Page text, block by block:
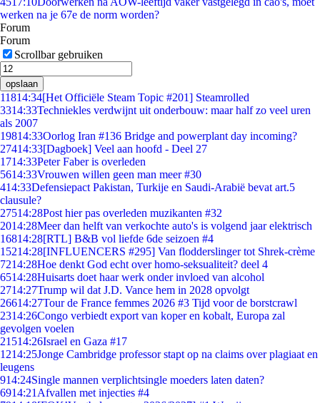
werken na je 67e de norm worden?
Forum
Forum
Scrollbar gebruiken
opslaan
11814:34[Het Officiële Steam Topic #201] Steamrolled
3314:33Techniekles verdwijnt uit onderbouw: maar half zo veel uren
als 2007
19814:33Oorlog Iran #136 Bridge and powerplant day incoming?
27414:33[Dagboek] Veel aan hoofd - Deel 27
1714:33Peter Faber is overleden
5614:33Vrouwen willen geen man meer #30
414:33Defensiepact Pakistan, Turkije en Saudi-Arabië bevat art.5
clausule?
27514:28Post hier pas overleden muzikanten #32
2014:28Meer dan helft van verkochte auto's is volgend jaar elektrisch
16814:28[RTL] B&B vol liefde 6de seizoen #4
15214:28[INFLUENCERS #295] Van flodderslinger tot Shrek-crème
7214:28Hoe denkt God echt over homo-seksualiteit? deel 4
6514:28Huisarts doet haar werk onder invloed van alcohol
2714:27Trump wil dat J.D. Vance hem in 2028 opvolgt
26614:27Tour de France femmes 2026 #3 Tijd voor de borstcrawl
2314:26Congo verbiedt export van koper en kobalt, Europa zal
gevolgen voelen
21514:26Israel en Gaza #17
1214:25Jonge Cambridge professor stapt op na claims over plagiaat en
leugens
914:24Single mannen verplichtsingle moeders laten daten?
6914:21 Afvallen met injecties #4